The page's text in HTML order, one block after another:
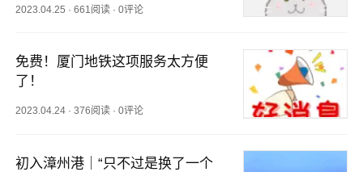
2023.04.25 ·661阅读 ·0评论
免费！厦门地铁这项服务太方便
了！
2023.04.24 ·376阅读 ·0评论
初入漳州港｜“只不过是换了一个